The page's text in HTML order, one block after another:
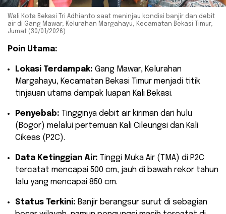
Wali Kota Bekasi Tri Adhianto saat meninjau kondisi banjir dan debit
air di Gang Mawar, Kelurahan Margahayu, Kecamatan Bekasi Timur,
Jumat (30/01/2026)
Poin Utama:
Lokasi Terdampak: Gang Mawar, Kelurahan
Margahayu, Kecamatan Bekasi Timur menjadi titik
tinjauan utama dampak luapan Kali Bekasi.
Penyebab: Tingginya debit air kiriman dari hulu
(Bogor) melalui pertemuan Kali Cileungsi dan Kali
Cikeas (P2C).
Data Ketinggian Air: Tinggi Muka Air (TMA) di P2C
tercatat mencapai 500 cm, jauh di bawah rekor tahun
lalu yang mencapai 850 cm.
Status Terkini: Banjir berangsur surut di sebagian